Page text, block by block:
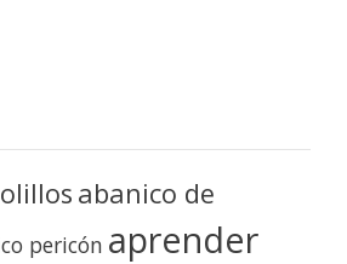
abanico de
pericón aprender